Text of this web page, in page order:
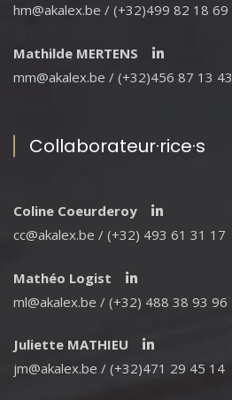
hm@akalex.be / (+32)499 82 18 69
Mathilde MERTENS
mm@akalex.be / (+32)456 87 13 43
Collaborateur·rice·s
Coline Coeurderoy
cc@akalex.be / (+32) 493 61 31 17
Mathéo Logist
ml@akalex.be / (+32) 488 38 93 96
Juliette MATHIEU
jm@akalex.be / (+32)471 29 45 14